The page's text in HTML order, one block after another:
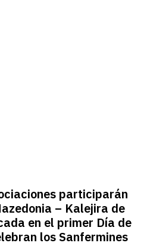
participarán
– Kalejira de
en el primer Día de
los Sanfermines